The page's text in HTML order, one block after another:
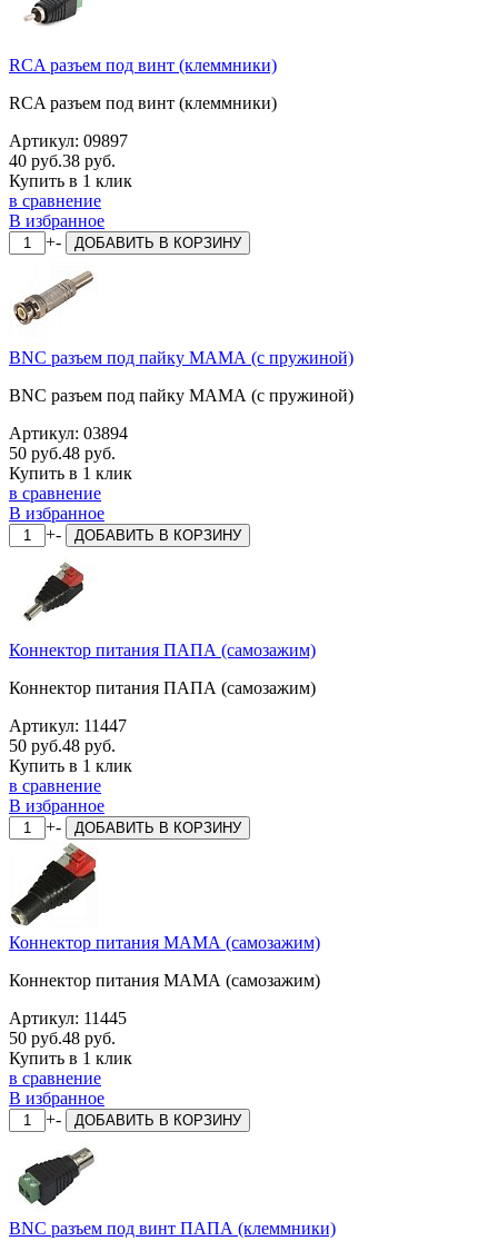
RCA разъем под винт (клеммники)
RCA разъем под винт (клеммники)
Артикул: 09897
40 руб.38 руб.
Купить в 1 клик
в сравнение
В избранное
+- ДОБАВИТЬ В КОРЗИНУ
BNC разъем под пайку МАМА (с пружиной)
BNC разъем под пайку МАМА (с пружиной)
Артикул: 03894
50 руб.48 руб.
Купить в 1 клик
в сравнение
В избранное
+- ДОБАВИТЬ В КОРЗИНУ
Коннектор питания ПАПА (самозажим)
Коннектор питания ПАПА (самозажим)
Артикул: 11447
50 руб.48 руб.
Купить в 1 клик
в сравнение
В избранное
+- ДОБАВИТЬ В КОРЗИНУ
Коннектор питания МАМА (самозажим)
Коннектор питания МАМА (самозажим)
Артикул: 11445
50 руб.48 руб.
Купить в 1 клик
в сравнение
В избранное
+- ДОБАВИТЬ В КОРЗИНУ
BNC разъем под винт ПАПА (клеммники)